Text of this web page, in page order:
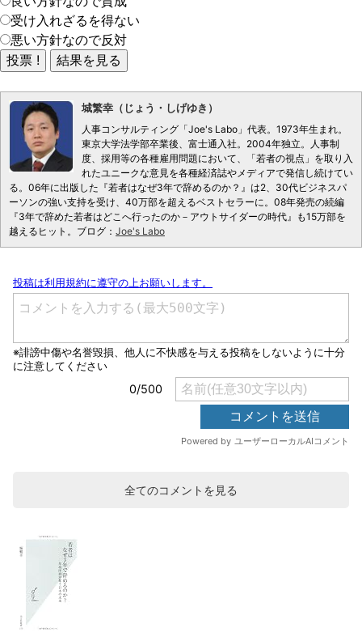
受け入れざるを得ない
悪い方針なので反対
城繁幸（じょう・しげゆき）
人事コンサルティング「Joe's Labo」代表。1973年生まれ。
東京大学法学部卒業後、富士通入社。2004年独立。人事制
度、採用等の各種雇用問題において、「若者の視点」を取り入
れたユニークな意見を各種経済誌やメディアで発信し続けてい
る。06年に出版した『若者はなぜ3年で辞めるのか？』は2、30代ビジネスパ
ーソンの強い支持を受け、40万部を超えるベストセラーに。08年発売の続編
『3年で辞めた若者はどこへ行ったのか－アウトサイダーの時代』も15万部を
越えるヒット。ブログ： Joe's Labo
全てのコメントを見る